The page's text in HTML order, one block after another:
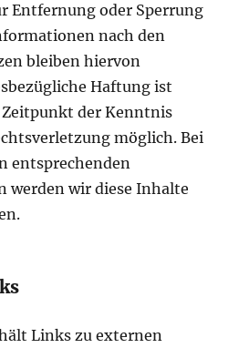
Entfernung oder Sperrung
nach den
bleiben hiervon
Haftung ist
Zeitpunkt der Kenntnis
möglich. Bei
entsprechenden
werden wir diese Inhalte
Links zu externen